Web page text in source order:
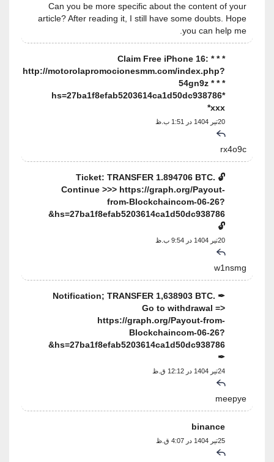
Can you be more specific about the content of your
article? After reading it, I still have some doubts. Hope
you can help me.
* * * Claim Free iPhone 16:
http://motorolapromocionesmm.com/index.php?
54gn9z * * *
hs=27ba1f8efab5203614ca1d50dc938786*
rx4o9c
🔓 Ticket: TRANSFER 1.894706 BTC.
Continue >>> https://graph.org/Payout-
from-Blockchaincom-06-26?
hs=27ba1f8efab5203614ca1d50dc938786&
w1nsmg
✒ Notification; TRANSFER 1,638903 BTC.
Go to withdrawal =>
https://graph.org/Payout-from-
Blockchaincom-06-26?
hs=27ba1f8efab5203614ca1d50dc938786&
meepye
binance